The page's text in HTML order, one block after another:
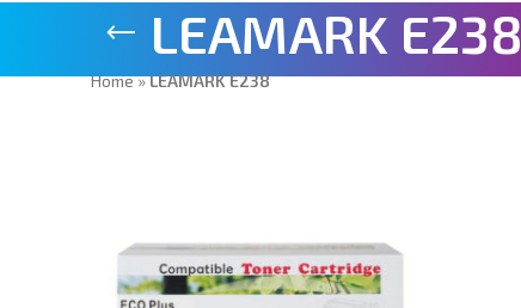
LEAMARK E238
Home»LEAMARK E238